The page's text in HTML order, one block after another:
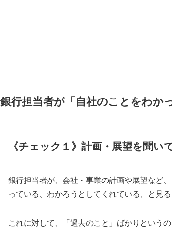
銀行担当者が「自社のことをわか
《チェック１》計画・展望を聞い
銀行担当者が、会社・事業の計画や展望など
っている、わかろうとしてくれている、と見る
これに対して、「過去のこと」ばかりという